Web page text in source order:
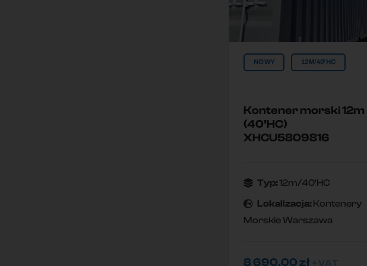
NOWY 12M/40'HC
Kontener morski 12m
(40’HC)
XHCU5809816
Typ:12m/40'HC
Lokallzacja: Kontenery
Morskie Warszawa
8 690,00zł